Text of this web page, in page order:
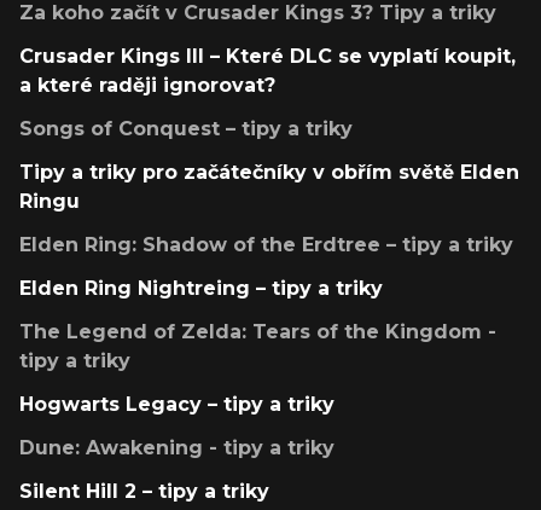
Za koho začít v Crusader Kings 3? Tipy a triky
Crusader Kings III – Které DLC se vyplatí koupit,
a které raději ignorovat?
Songs of Conquest – tipy a triky
Tipy a triky pro začátečníky v obřím světě Elden
Ringu
Elden Ring: Shadow of the Erdtree – tipy a triky
Elden Ring Nightreing – tipy a triky
The Legend of Zelda: Tears of the Kingdom -
tipy a triky
Hogwarts Legacy – tipy a triky
Dune: Awakening - tipy a triky
Silent Hill 2 – tipy a triky